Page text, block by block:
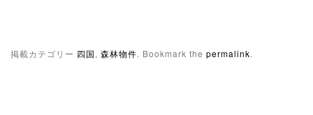
掲載カテゴリー 四国, 森林物件. Bookmark the permalink.